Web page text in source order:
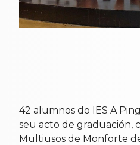
42 alumnos do IES A
seu acto de graduación,
Multiusos de Monforte